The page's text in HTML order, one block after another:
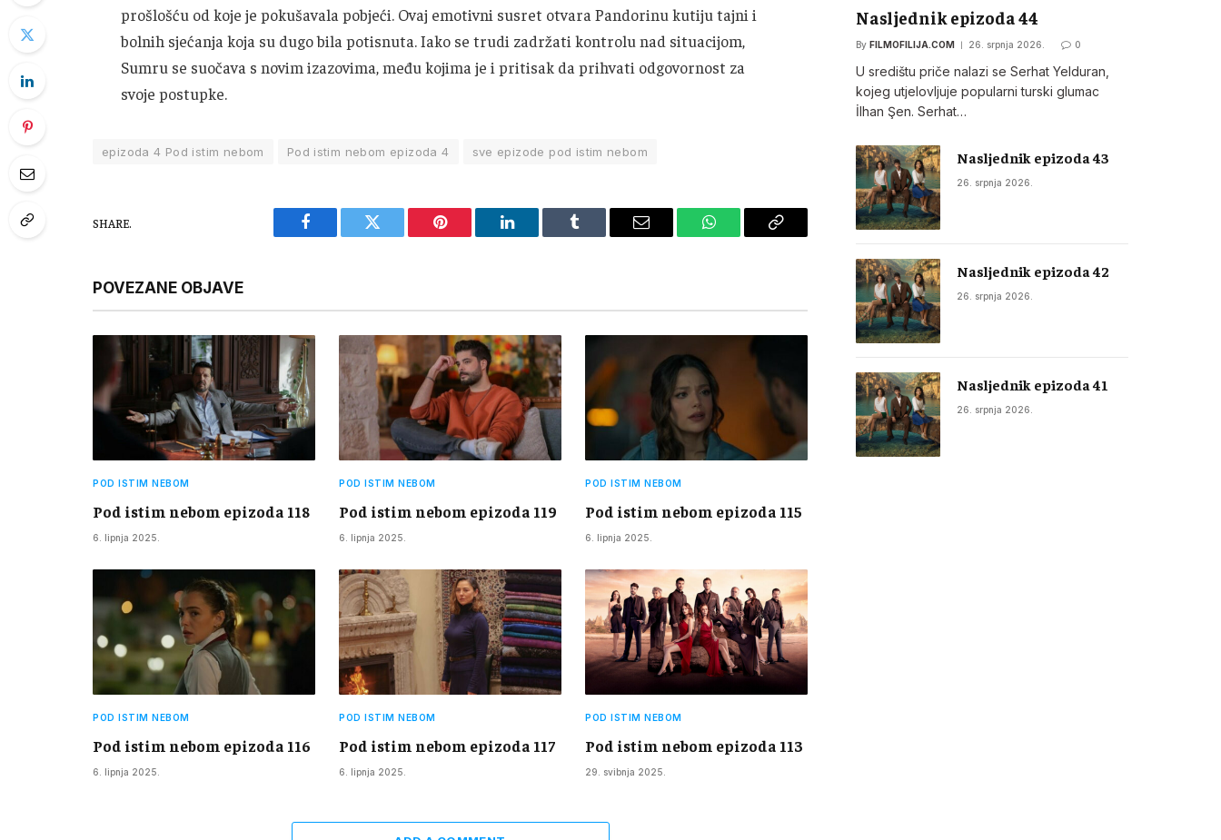
prošlošću od koje je pokušavala pobjeći. Ovaj emotivni susret otvara Pandorinu kutiju tajni i
bolnih sjećanja koja su dugo bila potisnuta. Iako se trudi zadržati kontrolu nad situacijom,
Sumru se suočava s novim izazovima, među kojima je i pritisak da prihvati odgovornost za
svoje postupke.
epizoda 4 Pod istim nebom Pod istim nebom epizoda 4 sve epizode pod istim nebom
SHARE.
Facebook Twitter Pinterest LinkedIn Tumblr Email WhatsAppCopy
POVEZANE OBJAVE
POD ISTIM NEBOM
Pod istim nebom epizoda 118
6. lipnja 2025.
POD ISTIM NEBOM
Pod istim nebom epizoda 119
6. lipnja 2025.
POD ISTIM NEBOM
Pod istim nebom epizoda 115
6. lipnja 2025.
POD ISTIM NEBOM
Pod istim nebom epizoda 116
6. lipnja 2025.
POD ISTIM NEBOM
Pod istim nebom epizoda 117
6. lipnja 2025.
POD ISTIM NEBOM
Pod istim nebom epizoda 113
29. svibnja 2025.
Nasljednik epizoda 44
By FILMOFILIJA.COM 26. srpnja 2026. 0
U središtu priče nalazi se Serhat Yelduran,
kojeg utjelovljuje popularni turski glumac
İlhan Şen. Serhat…
Nasljednik epizoda 43
26. srpnja 2026.
Nasljednik epizoda 42
26. srpnja 2026.
Nasljednik epizoda 41
26. srpnja 2026.